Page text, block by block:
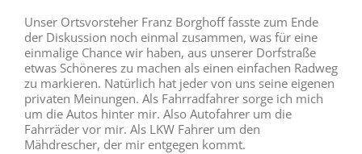
Unser Ortsvorsteher Franz Borghoff fasste zum Ende
der Diskussion noch einmal zusammen, was für eine
einmalige Chance wir haben, aus unserer Dorfstraße
etwas Schöneres zu machen als einen einfachen Radweg
zu markieren. Natürlich hat jeder von uns seine eigenen
privaten Meinungen. Als Fahrradfahrer sorge ich mich
um die Autos hinter mir. Also Autofahrer um die
Fahrräder vor mir. Als LKW Fahrer um den
Mähdrescher, der mir entgegen kommt.